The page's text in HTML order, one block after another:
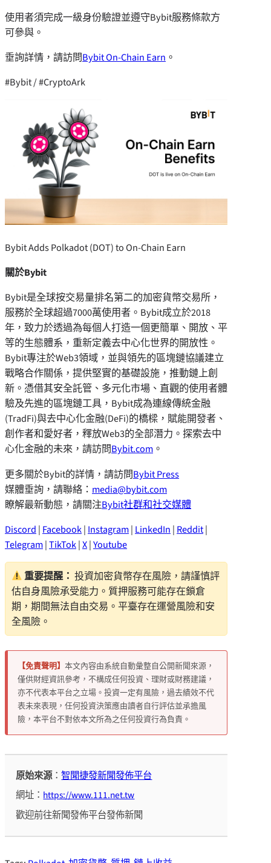
使用者須完成一級身份驗證並遵守Bybit服務條款方
可參與。
垂詢詳情，請訪問Bybit On-Chain Earn 。
#Bybit / #CryptoArk
Bybit Adds Polkadot (DOT) to On-Chain Earn
關於Bybit
Bybit是全球按交易量排名第二的加密貨幣交易所，
服務於全球超過7000萬使用者。Bybit成立於2018
年，致力於透過為每個人打造一個更簡單、開放、平
等的生態體系，重新定義去中心化世界的開放性。
Bybit專注於Web3領域，並與領先的區塊鏈協議建立
戰略合作關係，提供堅實的基礎設施，推動鏈上創
新。憑借其安全託管、多元化市場、直觀的使用者體
驗及先進的區塊鏈工具，Bybit成為連線傳統金融
(TradFi)與去中心化金融(DeFi)的橋樑，賦能開發者、
創作者和愛好者，釋放Web3的全部潛力。探索去中
心化金融的未來，請訪問Bybit.com 。
更多關於Bybit的詳情，請訪問Bybit Press
媒體垂詢，請聯絡： media@bybit.com
瞭解最新動態，請關注Bybit社群和社交媒體
Discord | Facebook| Instagram| LinkedIn | Reddit|
Telegram|TikTok|X|Youtube
重要提醒： 投資加密貨幣存在風險，請謹慎評
估自身風險承受能力。質押服務可能存在鎖倉
期，期間無法自由交易。平臺存在運營風險和安
全風險。
【免責聲明】 本文內容由系統自動彙整自公開新聞來源，
僅供財經資訊參考，不構成任何投資、理財或財務建議，
亦不代表本平台之立場。投資一定有風險，過去績效不代
表未來表現，任何投資決策應由讀者自行評估並承擔風
險，本平台不對依本文所為之任何投資行為負責。
原始來源：智聞捷發新聞發佈平台
網址：https://www.111.net.tw
歡迎前往新聞發佈平台發佈新聞